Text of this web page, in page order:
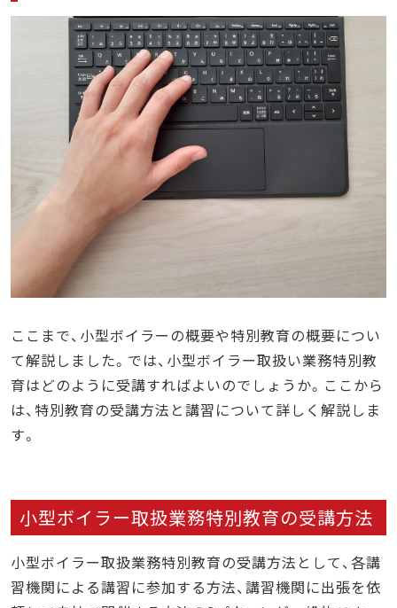
ここまで、小型ボイラーの概要や特別教育の概要につい
て解説しました。では、小型ボイラー取扱い業務特別教
育はどのように受講すればよいのでしょうか。ここから
は、特別教育の受講方法と講習について詳しく解説しま
す。
小型ボイラー取扱業務特別教育の受講方法
小型ボイラー取扱業務特別教育の受講方法として、各講
習機関による講習に参加する方法、講習機関に出張を依